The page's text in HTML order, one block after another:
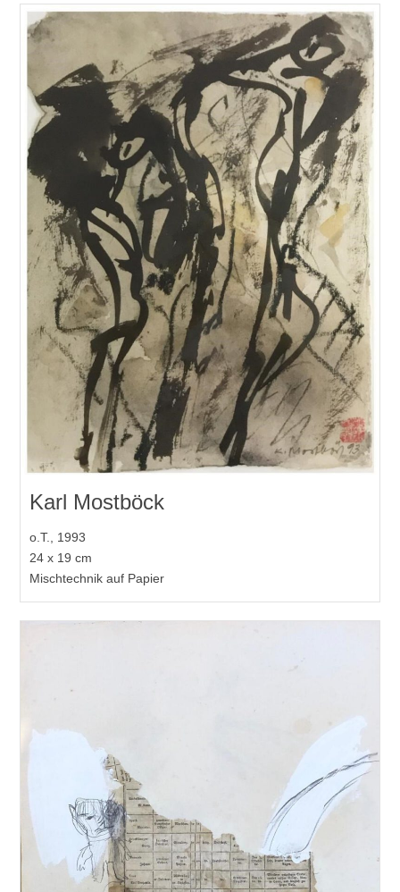
Karl Mostböck
o.T., 1993
24 x 19 cm
Mischtechnik auf Papier